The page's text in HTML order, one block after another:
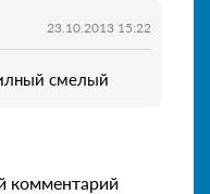
23.10.2013 15:22
смелый
комментарий